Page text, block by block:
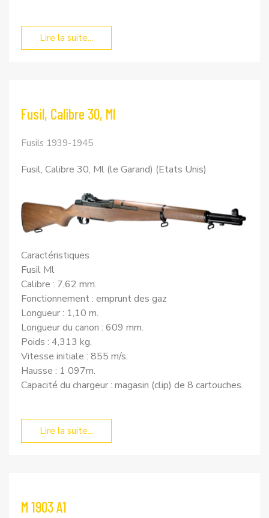
Lire la suite...
Fusil, Calibre 30, Ml
Fusils 1939-1945
Fusil, Calibre 30, Ml (le Garand) (Etats Unis)
Caractéristiques
Fusil Ml
Calibre : 7,62 mm.
Fonctionnement : emprunt des gaz
Longueur : 1,10 m.
Longueur du canon : 609 mm.
Poids : 4,313 kg.
Vitesse initiale : 855 m/s.
Hausse : 1 097m.
Capacité du chargeur : magasin (clip) de 8 cartouches.
Lire la suite...
M 1903 A1